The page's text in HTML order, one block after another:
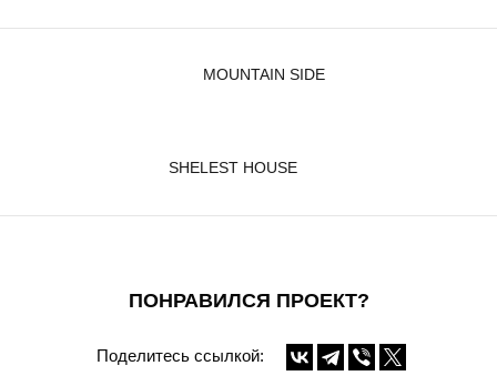
MOUNTAIN SIDE
SHELEST HOUSE
ПОНРАВИЛСЯ ПРОЕКТ?
Поделитесь ссылкой: